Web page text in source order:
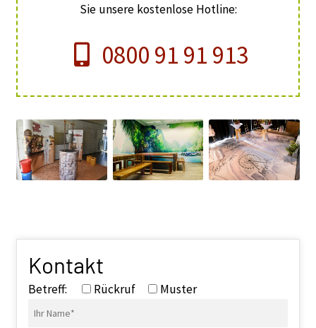
Sie unsere kostenlose Hotline:
0800 91 91 913
Kontakt
Betreff: Rückruf Muster